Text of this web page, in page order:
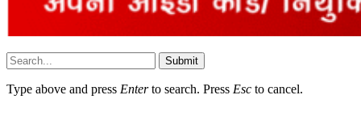
Submit
Type above and press Enterto search. Press Esc to cancel.